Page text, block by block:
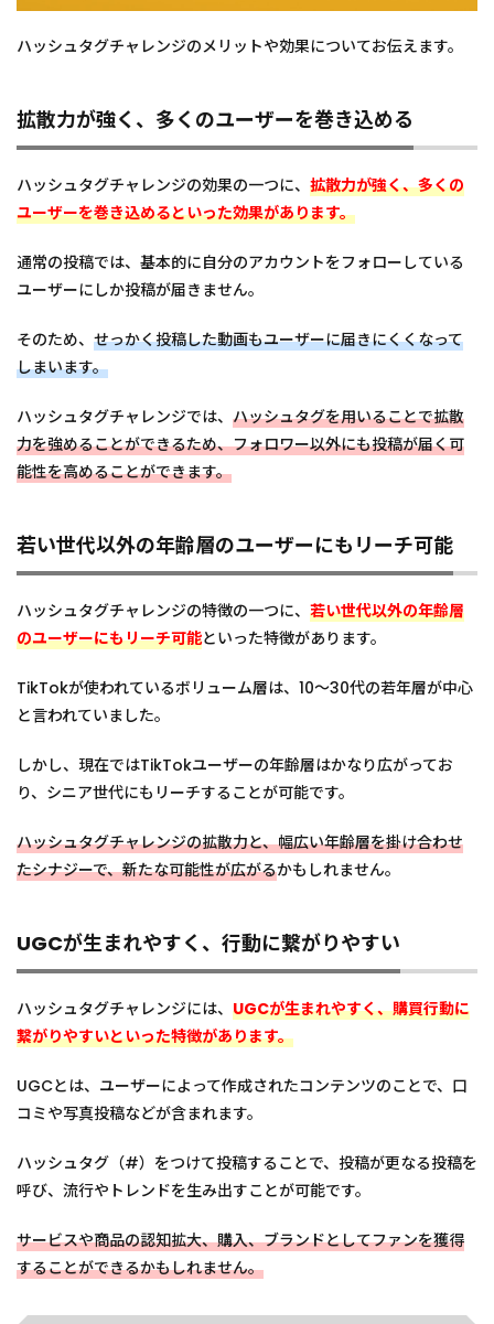
4.1
ロレ
髪を
う」
4.2
フィッツダンス
チャレンジ」
UCC「#
香るどブ
リューオ
ョン」
5
ハッ
シュ
レン
ジを
する
ポイ
印象
りや
すい
楽曲
用す
る
後に
フルエ
ンサー
を活用
5.3
TikTok
用代行
依頼す
6
TikTok
ュタグ
ハッシュタグチャレンジのメリットや効果についてお伝えます。
拡散力が強く、多くのユーザーを巻き込める
ハッシュタグチャレンジの効果の一つに、 拡散力が強く、多くの
ユーザーを巻き込めるといった効果があります。
通常の投稿では、基本的に自分のアカウントをフォローしている
ユーザーにしか投稿が届きません。
そのため、 せっかく投稿した動画もユーザーに届きにくくなって
しまいます。
ハッシュタグチャレンジでは、 ハッシュタグを用いることで拡散
力を強めることができるため、フォロワー以外にも投稿が届く可
能性を高めることができます。
若い世代以外の年齢層のユーザーにもリーチ可能
ハッシュタグチャレンジの特徴の一つに、 若い世代以外の年齢層
のユーザーにもリーチ可能といった特徴があります。
TikTokが使われているボリューム層は、10〜30代の若年層が中心
と言われていました。
しかし、現在ではTikTokユーザーの年齢層はかなり広がってお
り、シニア世代にもリーチすることが可能です。
ハッシュタグチャレンジの拡散力と、幅広い年齢層を掛け合わせ
たシナジーで、新たな可能性が広がるかもしれません。
UGCが生まれやすく、行動に繋がりやすい
ハッシュタグチャレンジには、 UGCが生まれやすく、購買行動に
繋がりやすいといった特徴があります。
UGCとは、ユーザーによって作成されたコンテンツのことで、口
コミや写真投稿などが含まれます。
ハッシュタグ（#）をつけて投稿することで、投稿が更なる投稿を
呼び、流行やトレンドを生み出すことが可能です。
サービスや商品の認知拡大、購入、ブランドとしてファンを獲得
することができるかもしれません。